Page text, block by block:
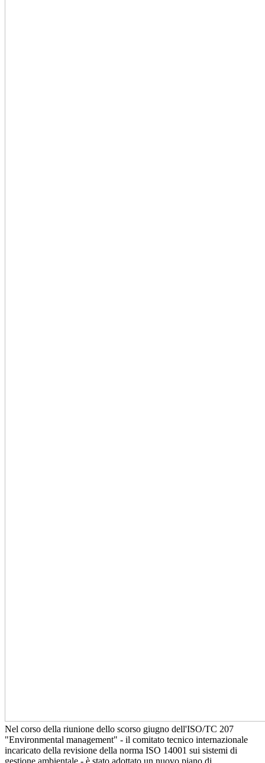
Nel corso della riunione dello scorso giugno dell'ISO/TC 207
"Environmental management" - il comitato tecnico internazionale
incaricato della revisione della norma ISO 14001 sui sistemi di